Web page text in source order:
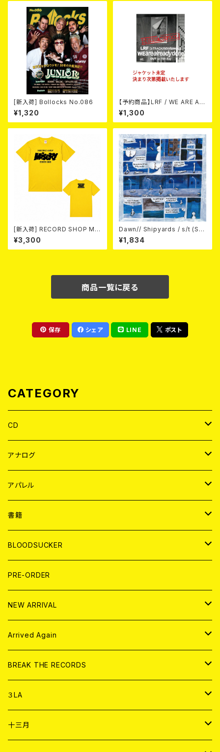
[新入荷] Bollocks No.086
¥1,320
【予約商品】LRF / WE ARE AL
READY DONE (CD) 【8月15日
発売】
¥1,300
[新入荷] RECORD SHOP MIS
ERY / 33th anniversary T-s
hirts (yellow ②)
¥3,300
Dawn// Shipyards / s/t (Spl
it) LP＋CD
¥1,834
商品一覧に戻る
保存 シェア LINE ポスト
CATEGORY
CD
JAPAN
WORLD
アナログ
JAPAN
７EP
LP
WORLD
7EP
LP
アパレル
JAPAN
T-shirt
HOOD
WORLD
T-shirt
HOOD
書籍
MAGAZINE
BOLLOCKS
EL ZINE
写真集 (PHOTOBOOK)
BLOODSUCKER
CD
アナログ
アパレル
書籍
DIGITAL CONTENTS
PRE-ORDER
NEW ARRIVAL
CD
アナログ
Arrived Again
CD
アナログ
BREAK THE RECORDS
CD
ANALOG
３LA
CD
十三月